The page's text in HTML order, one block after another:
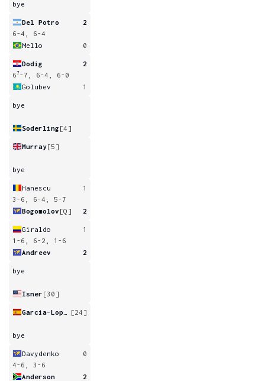
bye
Del Potro
2
6-4, 6-4
Mello
0
Dodig
2
67-7, 6-4, 6-0
Golubev
1
bye
Soderling [4]
Murray[5]
bye
Hanescu
1
3-6, 6-4, 5-7
Bogomolov [Q] 2
Giraldo
1
1-6, 6-2, 1-6
Andreev
2
bye
Isner [30]
[24]
bye
Davydenko
0
4-6, 3-6
Anderson
2